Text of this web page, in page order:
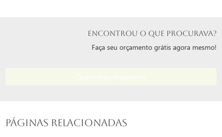
ENCONTROU O QUE PROCURAVA?
Faça seu orçamento grátis agora mesmo!
Páginas Relacionadas